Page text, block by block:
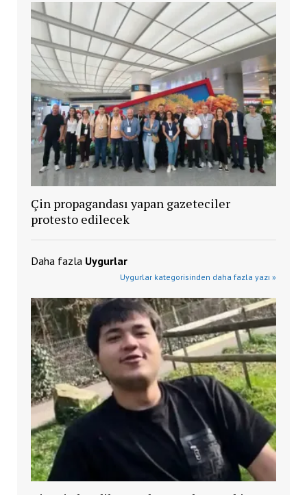
Çin propagandası yapan gazeteciler
protesto edilecek
Daha fazla Uygurlar
Uygurlar kategorisinden daha fazla yazı »